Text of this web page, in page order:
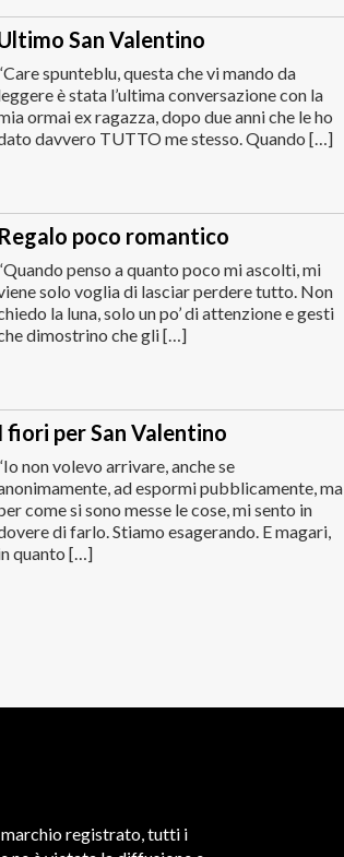
San Valentino
spunteblu, questa che vi mando da
è stata l’ultima conversazione con la
ormai ex ragazza, dopo due anni che le ho
davvero TUTTO me stesso. Quando […]
Regalo poco romantico
penso a quanto poco mi ascolti, mi
solo voglia di lasciar perdere tutto. Non
la luna, solo un po’ di attenzione e gesti
dimostrino che gli […]
I fiori per San Valentino
non volevo arrivare, anche se
ad espormi pubblicamente, ma
come si sono messe le cose, mi sento in
di farlo. Stiamo esagerando. E magari,
quanto […]
registrato, tutti i